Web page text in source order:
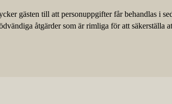
gästen till att personuppgifter får behandlas i
åtgärder som är rimliga för att säkerställa